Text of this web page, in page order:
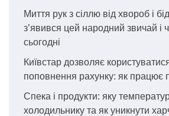
Миття рук з сіллю від хвороб і
з’явився цей народний звичай і
сьогодні
Київстар дозволяє
поповнення рахунку: як працює
Спека і продукти: яку
холодильнику та як уникнути